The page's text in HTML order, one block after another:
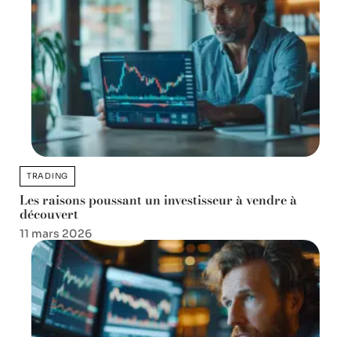
TRADING
Les raisons poussant un investisseur à vendre à
découvert
11 mars 2026